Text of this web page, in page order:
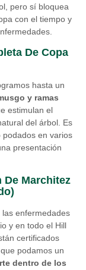
pero sí bloquea
con el tiempo y
De Copa
hasta un
y ramas
estimulan el
del árbol. Es
en varios
presentación
De Marchitez
enfermedades
y en todo el Hill
certificados
podamos un
dentro de los